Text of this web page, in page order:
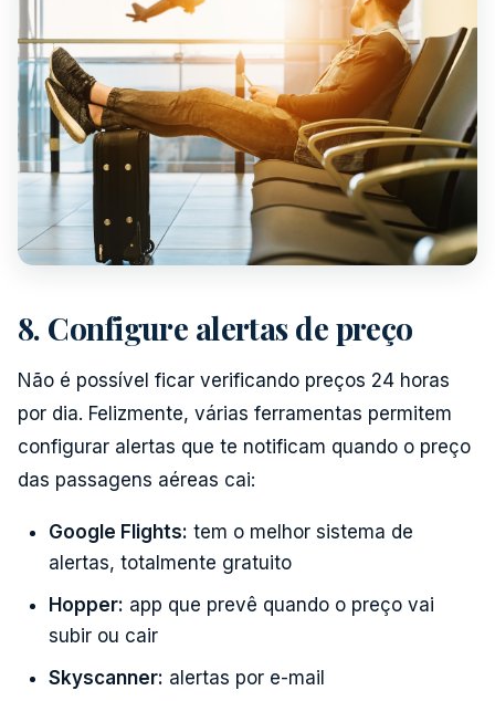
8. Configure alertas de preço
Não é possível ficar verificando preços 24 horas
por dia. Felizmente, várias ferramentas permitem
configurar alertas que te notificam quando o preço
das passagens aéreas cai:
Google Flights: tem o melhor sistema de
alertas, totalmente gratuito
Hopper: app que prevê quando o preço vai
subir ou cair
Skyscanner: alertas por e-mail